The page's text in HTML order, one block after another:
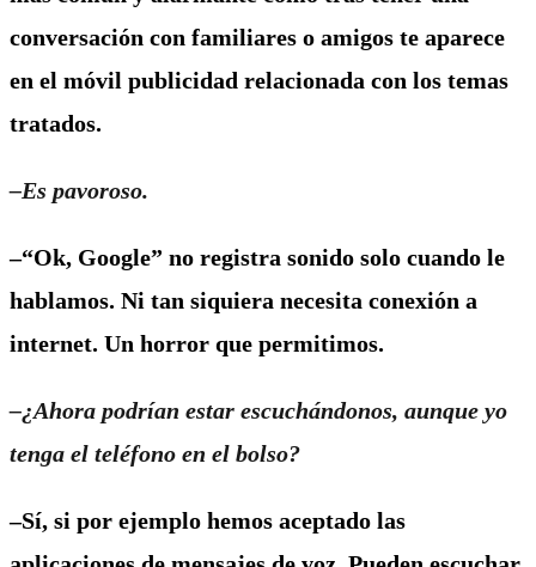
conversación con familiares o amigos te aparece
en el móvil publicidad relacionada con los temas
tratados.
–Es pavoroso.
–“Ok, Google” no registra sonido solo cuando le
hablamos. Ni tan siquiera necesita conexión a
internet. Un horror que permitimos.
–¿Ahora podrían estar escuchándonos, aunque yo
tenga el teléfono en el bolso?
–Sí, si por ejemplo hemos aceptado las